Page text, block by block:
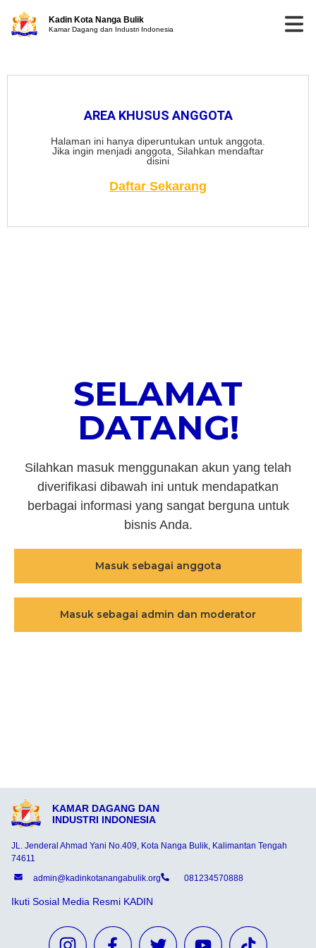
Kadin Kota Nanga Bulik
Kamar Dagang dan Industri Indonesia
AREA KHUSUS ANGGOTA
Halaman ini hanya diperuntukan untuk anggota.
Jika ingin menjadi anggota, Silahkan mendaftar
disini
Daftar Sekarang
SELAMAT
DATANG!
Silahkan masuk menggunakan akun yang telah
diverifikasi dibawah ini untuk mendapatkan
berbagai informasi yang sangat berguna untuk
bisnis Anda.
Masuk sebagai anggota
Masuk sebagai admin dan moderator
KAMAR DAGANG DAN
INDUSTRI INDONESIA
JL. Jenderal Ahmad Yani No.409, Kota Nanga Bulik, Kalimantan Tengah
74611
admin@kadinkotanangabulik.org
081234570888
Ikuti Sosial Media Resmi KADIN